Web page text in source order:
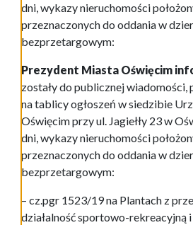
dni, wykazy nieruchomości
przeznaczonych do oddania w
bezprzetargowym:
Prezydent Miasta Oświęcim
zostały do publicznej wiadomości,
na tablicy ogłoszeń w siedzibie
Oświęcim przy ul. Jagiełły 23 w
dni, wykazy nieruchomości
przeznaczonych do oddania w
bezprzetargowym:
– cz.pgr 1523/19 na Plantach z
działalność sportowo-rekreacyjną